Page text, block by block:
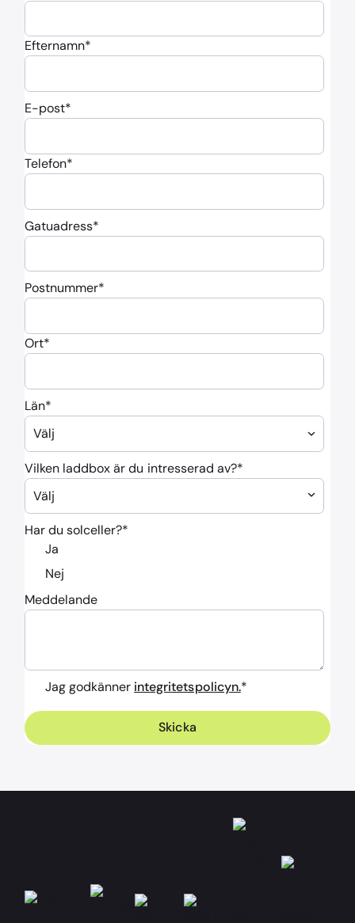
Efternamn*
E-post*
Telefon*
Gatuadress*
Postnummer*
Ort*
Län*
Vilken laddbox är du intresserad av?*
Har du solceller?*
Ja
Nej
Meddelande
Jag godkänner integritetspolicyn.*